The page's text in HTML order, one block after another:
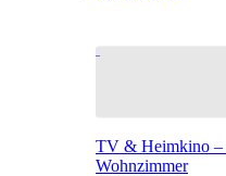
TV & Heimkino –
Wohnzimmer